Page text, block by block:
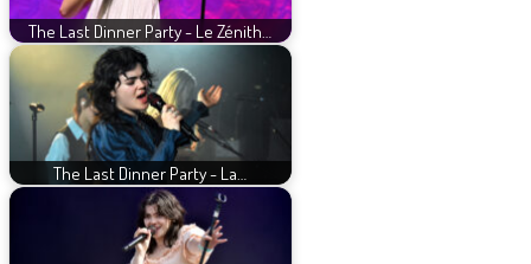
The Last Dinner Party - Le Zénith…
The Last Dinner Party - La…